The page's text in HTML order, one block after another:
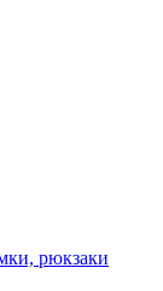
рюкзаки